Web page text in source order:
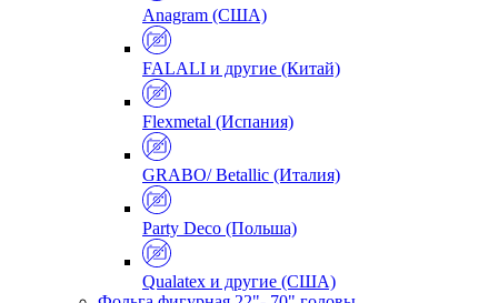
Anagram (США)
FALALI и другие (Китай)
Flexmetal (Испания)
GRABO/ Betallic (Италия)
Party Deco (Польша)
Qualatex и другие (США)